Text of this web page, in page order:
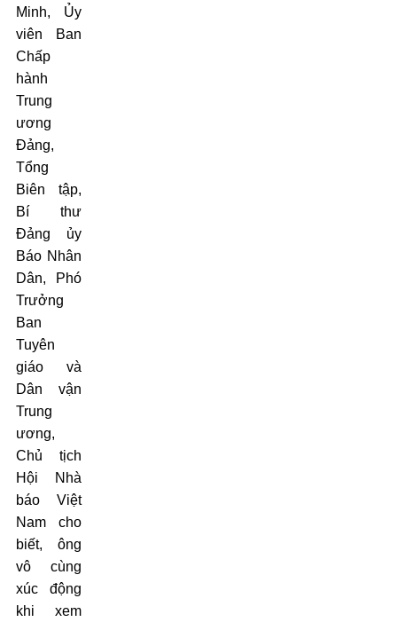
Minh, Ủy
viên Ban
Chấp
hành
Trung
ương
Đảng,
Tổng
Biên tập,
Bí thư
Đảng ủy
Báo Nhân
Dân, Phó
Trưởng
Ban
Tuyên
giáo và
Dân vận
Trung
ương,
Chủ tịch
Hội Nhà
báo Việt
Nam cho
biết, ông
vô cùng
xúc động
khi xem